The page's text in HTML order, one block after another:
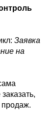
Заявка
на
продаж.